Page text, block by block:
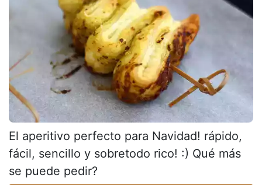
El aperitivo perfecto para Navidad! rápido,
fácil, sencillo y sobretodo rico! :) Qué más
se puede pedir?